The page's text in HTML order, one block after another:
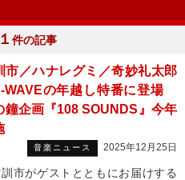
件の記事
市／ハナレグミ／奇妙礼太郎
WAVEの年越し特番に登場
鐘企画『108 SOUNDS』今年
音楽ニュース 2025年12月25日
市がゲストとともにお届けする